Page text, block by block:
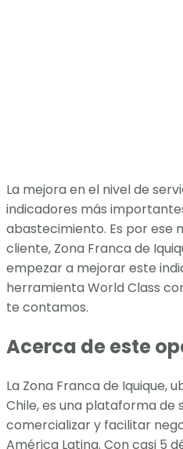
La mejora en el nivel de
indicadores más
abastecimiento. Es por ese
cliente, Zona Franca de
empezar a mejorar este
herramienta World Class
te contamos.
Acerca de este
La Zona Franca de Iquique,
Chile, es una plataforma de
comercializar y facilitar
América Latina. Con casi 5